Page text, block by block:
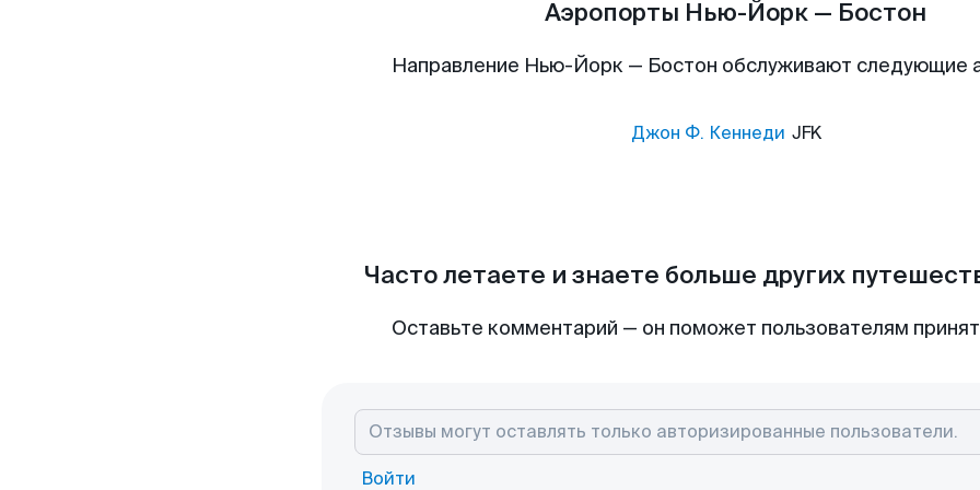
Аэропорты Нью-Йорк — Бостон
Направление Нью-Йорк — Бостон обслуживают следующие
Джон Ф. Кеннеди JFK
Часто летаете и знаете больше других
Оставьте комментарий — он поможет пользователям
Войти